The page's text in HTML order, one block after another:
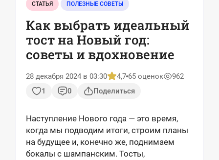
СТАТЬЯ ПОЛЕЗНЫЕ СОВЕТЫ
Как выбрать идеальный
тост на Новый год:
советы и вдохновение
28 декабря 2024 в 03:30 4,7 65 оценок
962
1
0 Поделиться
Наступление Нового года — это время,
когда мы подводим итоги, строим планы
на будущее и, конечно же, поднимаем
бокалы с шампанским. Тосты,